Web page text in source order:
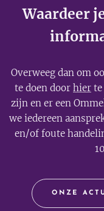
Waardeer
Overweeg dan om
te doen door hier
zijn en er een
we iedereen
en/of foute
ONZE